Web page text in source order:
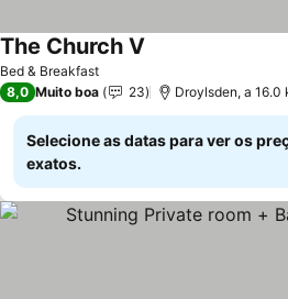
Bed & Breakfast
The Church V
8,0 Muito boa 23 Droylsden, a 16.0
Selecione as datas para ver os
exatos.